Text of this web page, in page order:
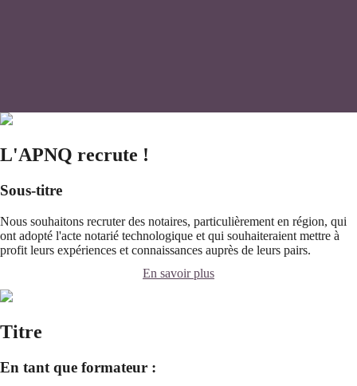
L'APNQ recrute !
Sous-titre
Nous souhaitons recruter des notaires, particulièrement en région, qui
ont adopté l'acte notarié technologique et qui souhaiteraient mettre à
profit leurs expériences et connaissances auprès de leurs pairs.
En savoir plus
Titre
En tant que formateur :